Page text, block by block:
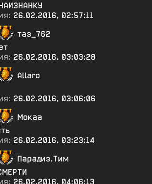
26.02.2016, 02:57:11
таз_762
26.02.2016, 03:03:28
Allaro
26.02.2016, 03:06:06
Мокаа
26.02.2016, 03:23:14
Парадиз.Тим
26.02.2016, 04:06:13